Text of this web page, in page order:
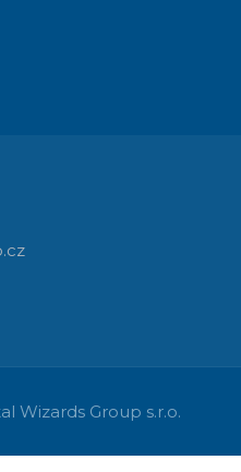
Wizards Group s.r.o.